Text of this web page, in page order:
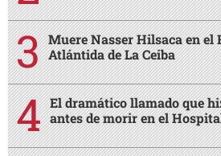
Muere Nasser Hilsaca en el
Atlántida de La Ceiba
El dramático llamado que
antes de morir en el